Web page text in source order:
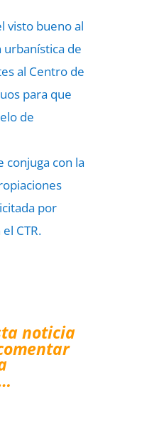
visto bueno al
urbanística de
al Centro de
para que
de
conjuga con la
por
CTR.
noticia